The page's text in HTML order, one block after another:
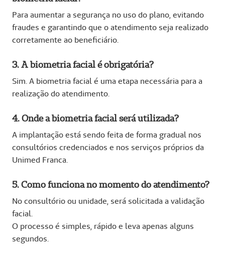
Para aumentar a segurança no uso do plano, evitando
fraudes e garantindo que o atendimento seja realizado
corretamente ao beneficiário.
3. A biometria facial é obrigatória?
Sim. A biometria facial é uma etapa necessária para a
realização do atendimento.
4. Onde a biometria facial será utilizada?
A implantação está sendo feita de forma gradual nos
consultórios credenciados e nos serviços próprios da
Unimed Franca.
5. Como funciona no momento do atendimento?
No consultório ou unidade, será solicitada a validação
facial.
O processo é simples, rápido e leva apenas alguns
segundos.